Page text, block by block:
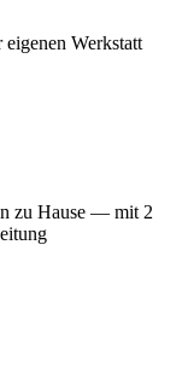
Werkstatt
zu Hause — mit 2